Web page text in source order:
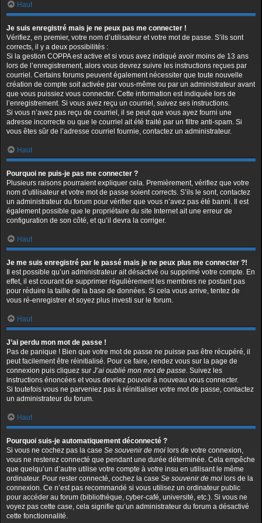
Haut
Je suis enregistré mais je ne peux pas me connecter !
Vérifiez, en premier, votre nom d’utilisateur et votre mot de passe. S’ils sont
corrects, il y a deux possibilités :
Si la gestion COPPA est active et si vous avez indiqué avoir moins de 13 ans
lors de l’enregistrement, alors vous devrez suivre les instructions reçues par
courriel. Certains forums peuvent également nécessiter que toute nouvelle
création de compte soit activée par vous-même ou par un administrateur avant
que vous puissiez vous connecter. Cette information est indiquée lors de
l’enregistrement. Si vous avez reçu un courriel, suivez ses instructions.
Si vous n’avez pas reçu de courriel, il se peut que vous ayez fourni une
adresse incorrecte ou que le courriel ait été traité par un filtre anti-spam. Si
vous êtes sûr de l’adresse courriel fournie, contactez un administrateur.
Haut
Pourquoi ne puis-je pas me connecter ?
Plusieurs raisons pourraient expliquer cela. Premièrement, vérifiez que votre
nom d’utilisateur et votre mot de passe soient corrects. S’ils le sont, contactez
un administrateur du forum pour vérifier que vous n’avez pas été banni. Il est
également possible que le propriétaire du site Internet ait une erreur de
configuration de son côté, et qu’il devra la corriger.
Haut
Je me suis enregistré par le passé mais je ne peux plus me connecter ?!
Il est possible qu’un administrateur ait désactivé ou supprimé votre compte. En
effet, il est courant de supprimer régulièrement les membres ne postant pas
pour réduire la taille de la base de données. Si cela vous arrive, tentez de
vous ré-enregistrer et soyez plus investi sur le forum.
Haut
J’ai perdu mon mot de passe !
Pas de panique ! Bien que votre mot de passe ne puisse pas être récupéré, il
peut facilement être réinitialisé. Pour ce faire, rendez vous sur la page de
connexion puis cliquez sur J’ai oublié mon mot de passe. Suivez les
instructions énoncées et vous devriez pouvoir à nouveau vous connecter.
Si toutefois vous ne parveniez pas à réinitialiser votre mot de passe, contactez
un administrateur du forum.
Haut
Pourquoi suis-je automatiquement déconnecté ?
Si vous ne cochez pas la case Se souvenir de moi lors de votre connexion,
vous ne resterez connecté que pendant une durée déterminée. Cela empêche
que quelqu’un d’autre utilise votre compte à votre insu en utilisant le même
ordinateur. Pour rester connecté, cochez la case Se souvenir de moi lors de la
connexion. Ce n’est pas recommandé si vous utilisez un ordinateur public
pour accéder au forum (bibliothèque, cyber-café, université, etc.). Si vous ne
voyez pas cette case, cela signifie qu’un administrateur du forum a désactivé
cette fonctionnalité.